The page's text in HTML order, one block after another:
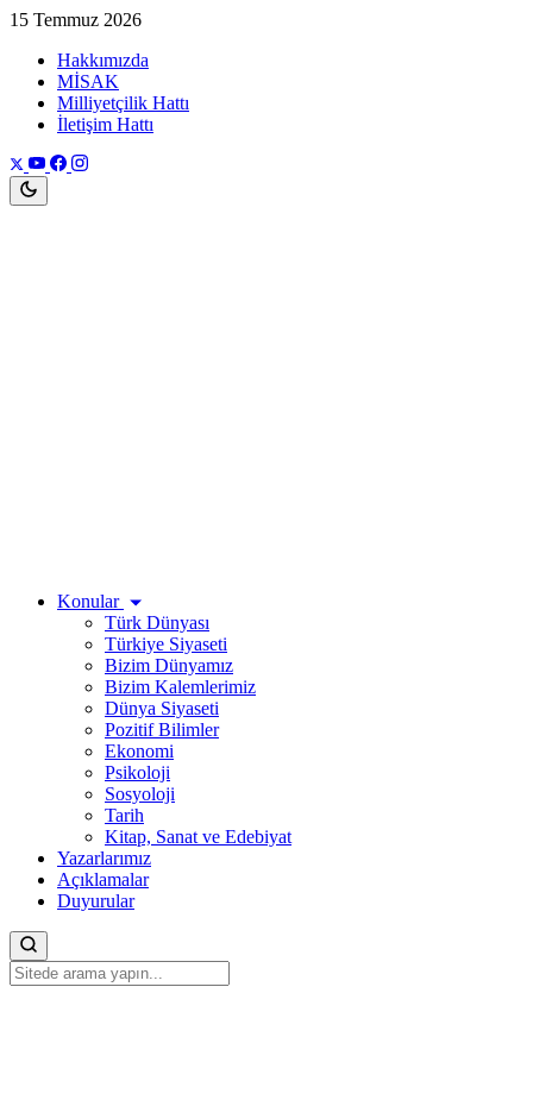
15 Temmuz 2026
Hakkımızda
MİSAK
Milliyetçilik Hattı
İletişim Hattı
Konular
Türk Dünyası
Türkiye Siyaseti
Bizim Dünyamız
Bizim Kalemlerimiz
Dünya Siyaseti
Pozitif Bilimler
Ekonomi
Psikoloji
Sosyoloji
Tarih
Kitap, Sanat ve Edebiyat
Yazarlarımız
Açıklamalar
Duyurular